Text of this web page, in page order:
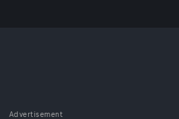
Advertisement